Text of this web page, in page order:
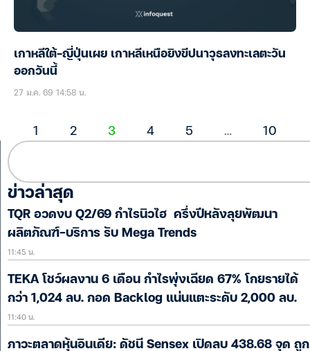
เกาหลีใต้-ญี่ปุ่นเผย เกาหลีเหนือยิงขีปนาวุธลงทะเลตะวัน
ออกวันนี้
27 ม.ค. 69 14:58 น.
1 2 3 4 5 … 10
ข่าวล่าสุด
TQR อวดงบ Q2/69 กำไรนิวไฮ ครึ่งปีหลังลุยพัฒนา
ผลิตภัณฑ์-บริการ รับ Mega Trends
11:45 น.
TEKA โชว์ผลงาน 6 เดือน กำไรพุ่งเฉียด 67% โกยรายได้
กว่า 1,024 ลบ. กอด Backlog แน่นแตะระดับ 2,000 ลบ.
11:40 น.
ภาวะตลาดหุ้นอินเดีย: ดัชนี Sensex เปิดลบ 438.68 จุด ถูก